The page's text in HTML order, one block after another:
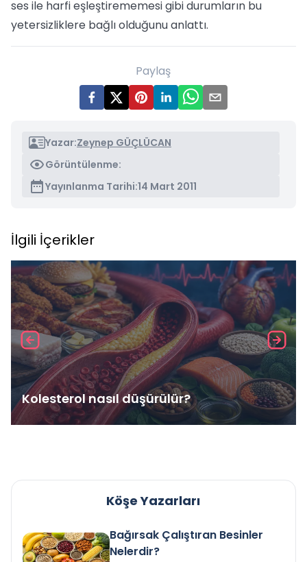
ses ile harfi eşleştirememesi gibi durumların bu
yetersizliklere bağlı olduğunu anlattı.
Paylaş
Yazar:Zeynep GÜÇLÜCAN
Görüntülenme:
Yayınlanma Tarihi:14 Mart 2011
İlgili İçerikler
Kolesterol nasıl düşürülür?
Köşe Yazarları
Bağırsak Çalıştıran Besinler
Nelerdir?